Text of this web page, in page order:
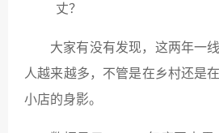
大家有没有发现，这两年一
人越来越多，不管是在乡村还是
小店的身影。